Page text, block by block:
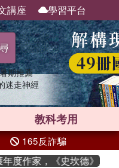
講座 學習平台
暑期推薦
迷走神經
教科考用
165反詐騙
家，《史坎德》系列帶